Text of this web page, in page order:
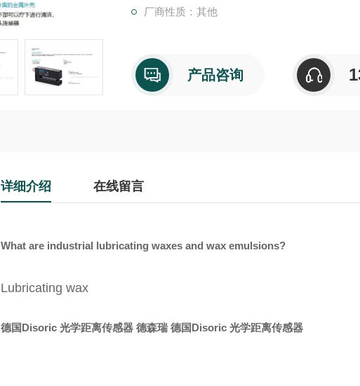
厂商性质：其他
产品咨询
详细介绍 在线留言
What are industrial lubricating waxes and wax emulsions?
Lubricating wax
德国Disoric 光学距离传感器 德森瑞 德国Disoric 光学距离传感器